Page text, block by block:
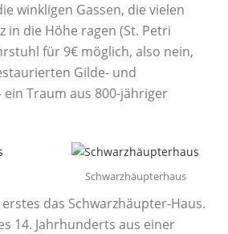
winkligen Gassen, die vielen
in die Höhe ragen (St. Petri
für 9€ möglich, also nein,
Gilde- und
Traum aus 800-jähriger
Schwarzhäupterhaus
das Schwarzhäupter-Haus.
14. Jahrhunderts aus einer